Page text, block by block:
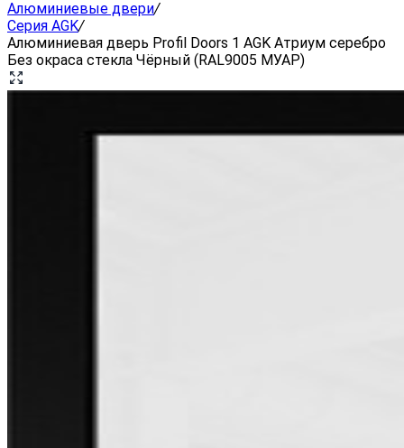
Алюминиевые двери/
Серия AGK/
Алюминиевая дверь Profil Doors 1 AGK Атриум серебро
Без окраса стекла Чёрный (RAL9005 МУАР)